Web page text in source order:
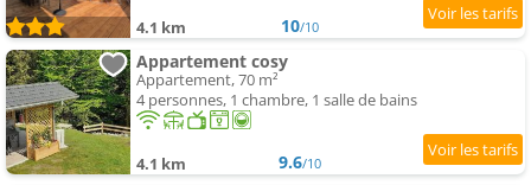
4.1 km 10/10
Appartement cosy
Appartement, 70 m²
4 personnes, 1 chambre, 1 salle de bains
4.1 km 9.6/10